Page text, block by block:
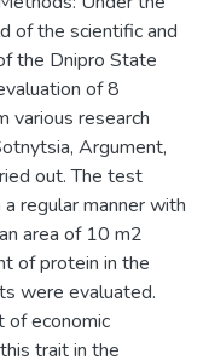
of the scientific and
the Dnipro State
of 8
various research
Argument,
out. The test
regular manner with
area of 10 m2
of protein in the
were evaluated.
of economic
trait in the